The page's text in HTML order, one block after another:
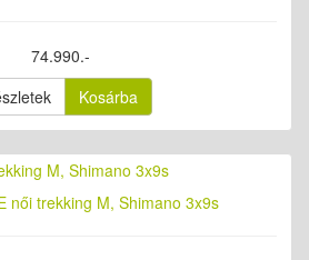
74.990.-
Kosárba
női trekking M, Shimano 3x9s